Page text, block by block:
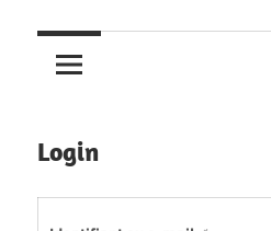
en
Théologie
Login